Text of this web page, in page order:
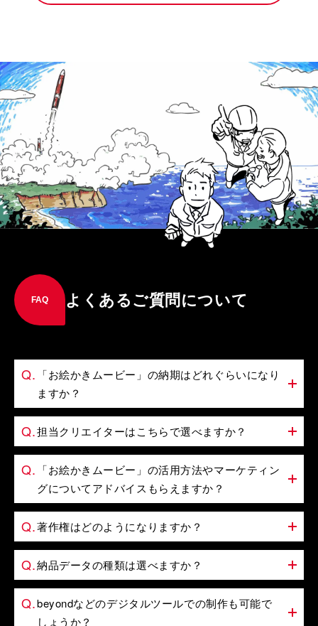
FAQ よくあるご質問について
「お絵かきムービー」の納期はどれぐらいになり
ますか？
担当クリエイターはこちらで選べますか？
「お絵かきムービー」の活用方法やマーケティン
グについてアドバイスもらえますか？
著作権はどのようになりますか？
納品データの種類は選べますか？
beyondなどのデジタルツールでの制作も可能で
しょうか？